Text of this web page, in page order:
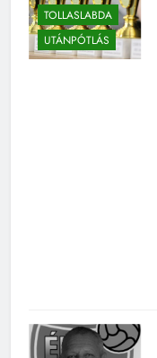
TOLLASLABDA
UTÁNPÓTLÁS